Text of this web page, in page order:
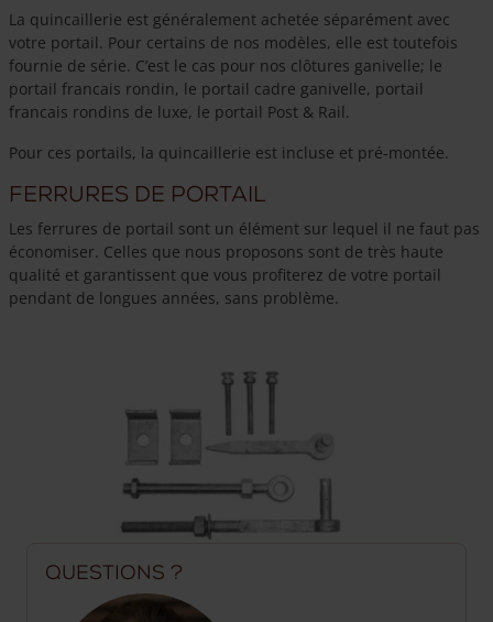
La quincaillerie est généralement achetée séparément avec
votre portail. Pour certains de nos modèles, elle est toutefois
fournie de série. C’est le cas pour nos clôtures ganivelle; le
portail francais rondin, le portail cadre ganivelle, portail
francais rondins de luxe, le portail Post & Rail.
Pour ces portails, la quincaillerie est incluse et pré-montée.
Ferrures de portail
Les ferrures de portail sont un élément sur lequel il ne faut pas
économiser. Celles que nous proposons sont de très haute
qualité et garantissent que vous profiterez de votre portail
pendant de longues années, sans problème.
Questions ?